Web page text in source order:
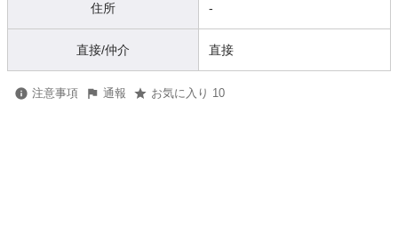
住所 -
直接/仲介 直接
注意事項 通報 お気に入り 10